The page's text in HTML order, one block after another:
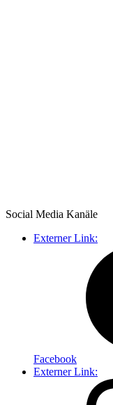
Social Media Kanäle
Externer Link:
Facebook
Externer Link: